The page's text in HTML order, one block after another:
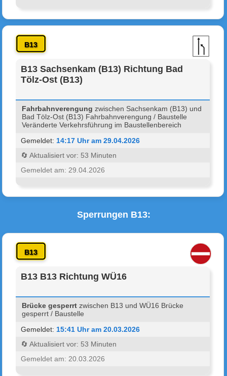
B13
B13 Sachsenkam (B13) Richtung Bad
Tölz-Ost (B13)
Fahrbahnverengung zwischen Sachsenkam (B13) und
Bad Tölz-Ost (B13) Fahrbahnverengung / Baustelle
Veränderte Verkehrsführung im Baustellenbereich
Gemeldet: 14:17 Uhr am 29.04.2026
🔄 Aktualisiert vor: 53 Minuten
Gemeldet am: 29.04.2026
Sperrungen B13:
B13
B13 B13 Richtung WÜ16
Brücke gesperrt zwischen B13 und WÜ16 Brücke
gesperrt / Baustelle
Gemeldet: 15:41 Uhr am 20.03.2026
🔄 Aktualisiert vor: 53 Minuten
Gemeldet am: 20.03.2026